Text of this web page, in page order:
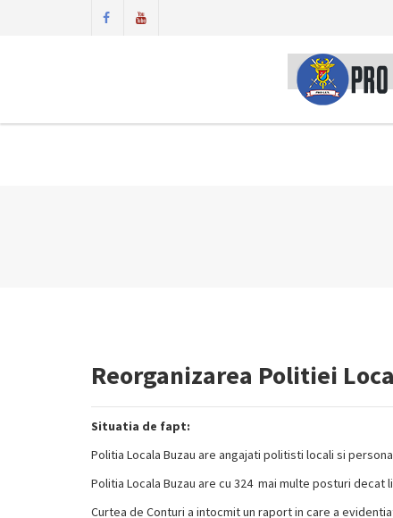
Reorganizarea Politiei
Situatia de fapt:
Politia Locala Buzau are angajati politisti locali si
Politia Locala Buzau are cu 324 mai multe posturi decat
Curtea de Conturi a intocmit un raport in care a